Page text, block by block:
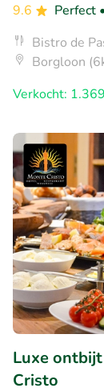
9.6
Perfect
Bistro de
Borgloon
Verkocht: 1.369
Luxe
Cristo